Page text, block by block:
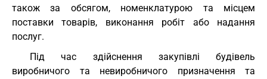
також за обсягом, номенклатурою та місцем
поставки товарів, виконання робіт або надання
послуг.
Під час здійснення закупівлі будівель
виробничого та невиробничого призначення та